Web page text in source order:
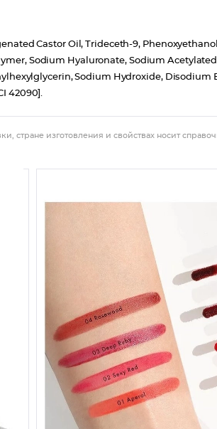
Castor Oil, Trideceth-9,
Sodium Hyaluronate, Sodium
Sodium Hydroxide, Disodium
42090].
стране изготовления и свойствах носит